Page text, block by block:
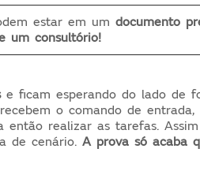
estar em um documento
um consultório!
e ficam esperando do lado de
o comando de
realizar as tarefas.
de cenário.A prova só acaba